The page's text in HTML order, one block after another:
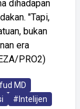
dihadapan
"Tapi,
bukan
era
PRO2)
MD
#Intelijen